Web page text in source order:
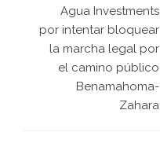
Agua Investments
por intentar bloquear
la marcha legal por
el camino público
Benamahoma-
Zahara